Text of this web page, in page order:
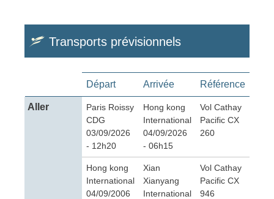
Transports prévisionnels
Départ Arrivée Référence
Aller
Paris Roissy
CDG
03/09/2026
- 12h20
Hong kong
International
04/09/2026
- 06h15
Vol Cathay
Pacific CX
260
Hong kong
International
04/09/2006
Xian
Xianyang
International
Vol Cathay
Pacific CX
946